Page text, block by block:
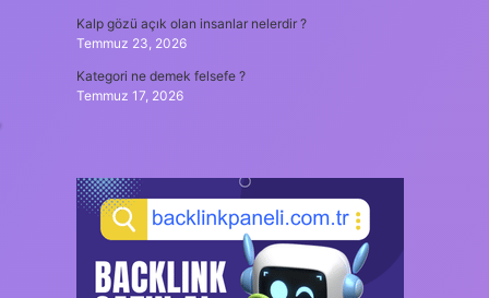
Kalp gözü açık olan insanlar nelerdir ?
Temmuz 23, 2026
Kategori ne demek felsefe ?
Temmuz 17, 2026